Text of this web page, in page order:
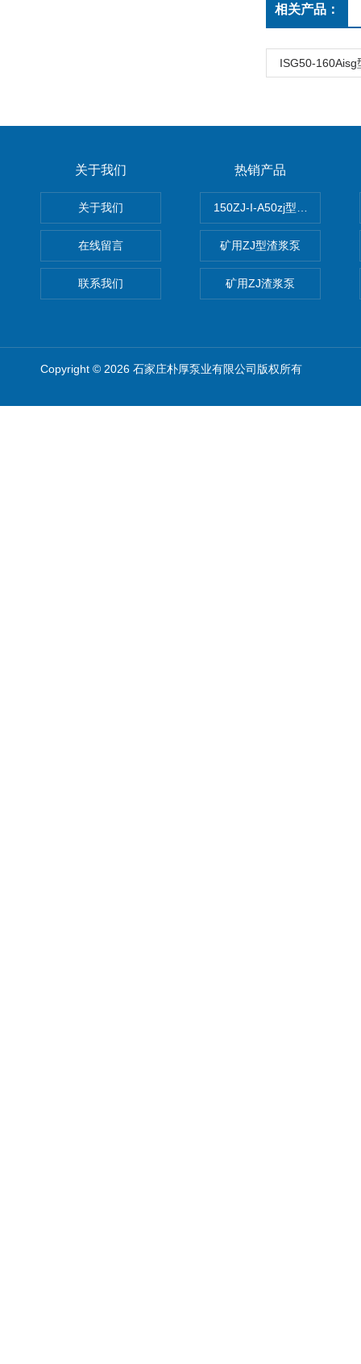
相关产品：
ISG50-160Aisg
关于我们
关于我们
在线留言
联系我们
热销产品
150ZJ-I-A50zj型渣浆泵
矿用ZJ型渣浆泵
矿用ZJ渣浆泵
Copyright © 2026 石家庄朴厚泵业有限公司版权所有